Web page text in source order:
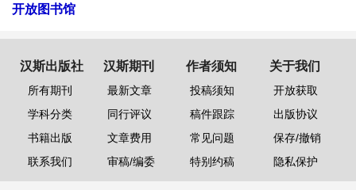
开放图书馆
汉斯出版社
所有期刊
学科分类
书籍出版
联系我们
汉斯期刊
最新文章
同行评议
文章费用
审稿/编委
作者须知
投稿须知
稿件跟踪
常见问题
特别约稿
关于我们
开放获取
出版协议
保存/撤销
隐私保护